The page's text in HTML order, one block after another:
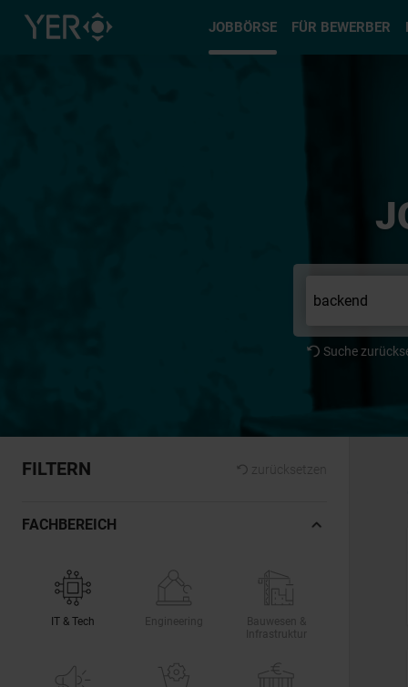
JOBBÖRSE FÜR BEWERBER
Typ
Suche
FILTERN zurücksetzen
FACHBEREICH
IT & Tech Engineering
Bauwesen &
Infrastruktur